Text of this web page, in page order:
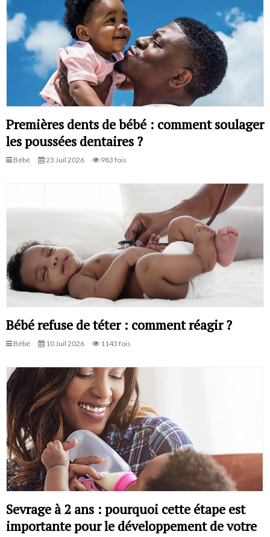
Premières dents de bébé : comment soulager
les poussées dentaires ?
Bébé 23 Juil 2026 983 fois
Bébé refuse de téter : comment réagir ?
Bébé 10 Juil 2026 1143 fois
Sevrage à 2 ans : pourquoi cette étape est
importante pour le développement de votre